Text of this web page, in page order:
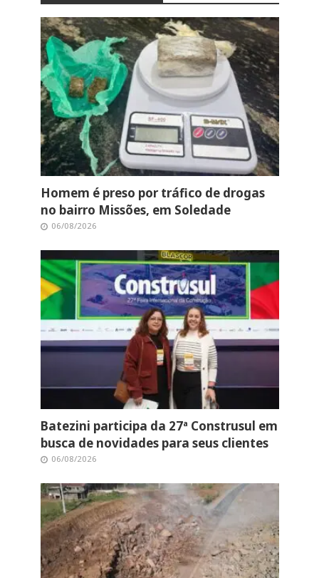
Homem é preso por tráfico de drogas
no bairro Missões, em Soledade
06/08/2026
Batezini participa da 27ª Construsul em
busca de novidades para seus clientes
06/08/2026